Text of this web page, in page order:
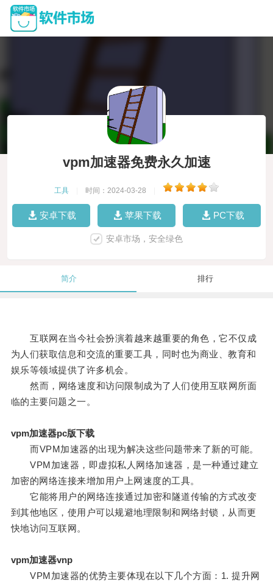
vpm加速器免费永久加速
工具 时间：2024-03-28
安卓下载 苹果下载 PC下载
安卓市场，安全绿色
简介 排行
互联网在当今社会扮演着越来越重要的角色，它不仅成
为人们获取信息和交流的重要工具，同时也为商业、教育和
娱乐等领域提供了许多机会。
然而，网络速度和访问限制成为了人们使用互联网所面
临的主要问题之一。
vpm加速器pc版下载
而VPM加速器的出现为解决这些问题带来了新的可能。
VPM加速器，即虚拟私人网络加速器，是一种通过建立
加密的网络连接来增加用户上网速度的工具。
它能将用户的网络连接通过加密和隧道传输的方式改变
到其他地区，使用户可以规避地理限制和网络封锁，从而更
快地访问互联网。
vpm加速器vnp
VPM加速器的优势主要体现在以下几个方面：1. 提升网